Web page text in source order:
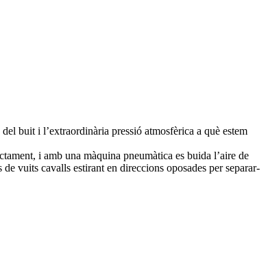
buit i l’extraordinària pressió atmosfèrica a què estem
i amb una màquina pneumàtica es buida l’aire de
vuits cavalls estirant en direccions oposades per separar-